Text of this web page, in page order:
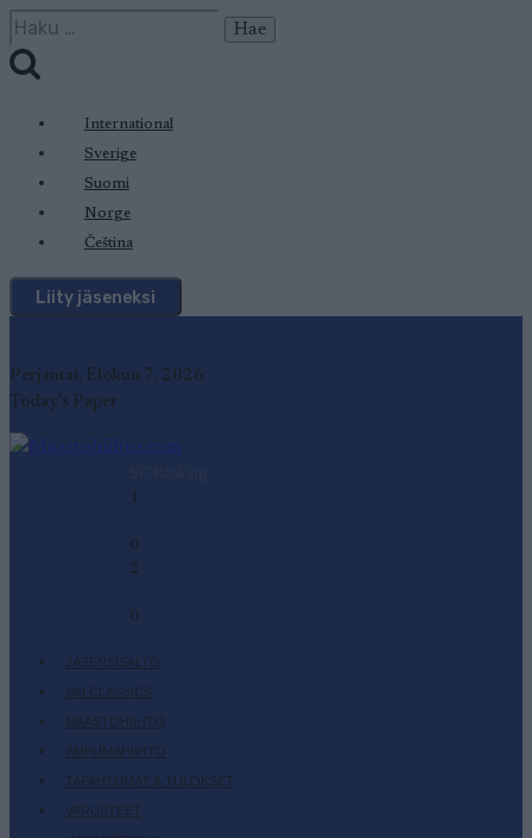
Siirry
sisältöön
Haku:
International
Sverige
Suomi
Norge
Čeština
Liity jäseneksi
Perjantai, Elokuu 7, 2026
Today's Paper
1
-
0
2
-
0
JÄSENSISÄLTÖ
SKI CLASSICS
MAASTOHIIHTO
AMPUMAHIIHTO
TAPAHTUMAT & TULOKSET
VARUSTEET